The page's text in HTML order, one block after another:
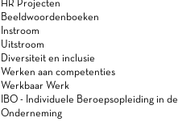
HR Projecten
Beeldwoordenboeken
Instroom
Uitstroom
Diversiteit en inclusie
Werken aan competenties
Werkbaar Werk
IBO - Individuele Beroepsopleiding in de
Onderneming